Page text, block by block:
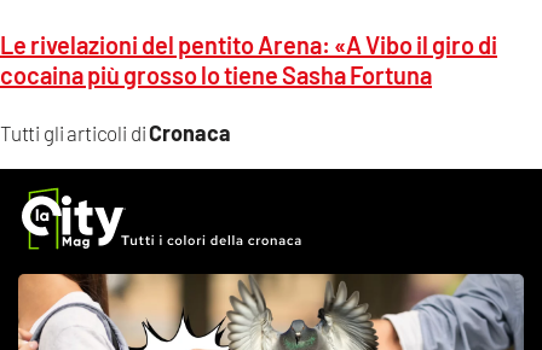
Tutti gli articoli diCronaca
Le rivelazioni del pentito Arena: «A Vibo il giro di
cocaina più grosso lo tiene Sasha Fortuna